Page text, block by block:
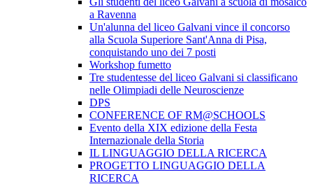
a Ravenna
Un'alunna del liceo Galvani vince il concorso
alla Scuola Superiore Sant'Anna di Pisa,
conquistando uno dei 7 posti
Workshop fumetto
Tre studentesse del liceo Galvani si classificano
nelle Olimpiadi delle Neuroscienze
DPS
CONFERENCE OF RM@SCHOOLS
Evento della XIX edizione della Festa
Internazionale della Storia
IL LINGUAGGIO DELLA RICERCA
PROGETTO LINGUAGGIO DELLA
RICERCA